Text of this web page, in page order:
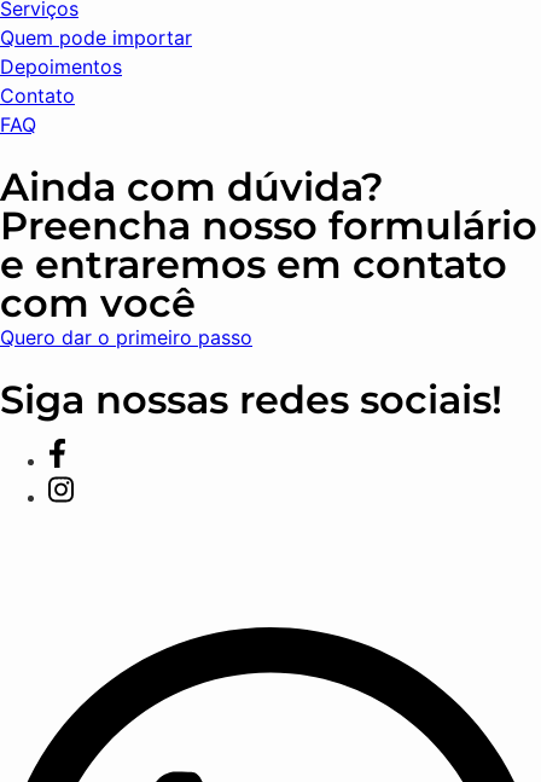
Serviços
Quem pode importar
Depoimentos
Contato
FAQ
Ainda com dúvida?
Preencha nosso formulário
e entraremos em contato
com você
Quero dar o primeiro passo
Siga nossas redes sociais!